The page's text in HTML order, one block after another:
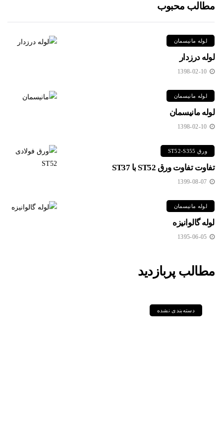
مطالب محبوب
لوله مانیسمان
لوله درزدار
1398-02-10
لوله مانیسمان
لوله مانیسمان
1398-02-10
ورق ST52-S355
تفاوت تفاوت ورق ST52 با ST37
1399-08-07
لوله مانیسمان
لوله گالوانیزه
1395-06-05
مطالب پربازدید
دسته‌بندی نشده